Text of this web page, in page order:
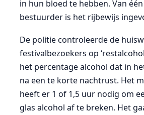
in hun bloed te hebben. Van
bestuurder is het rijbewijs
De politie controleerde de
festivalbezoekers op
het percentage alcohol dat in
na een te korte nachtrust. Het
heeft er 1 of 1,5 uur nodig om
glas alcohol af te breken. Het